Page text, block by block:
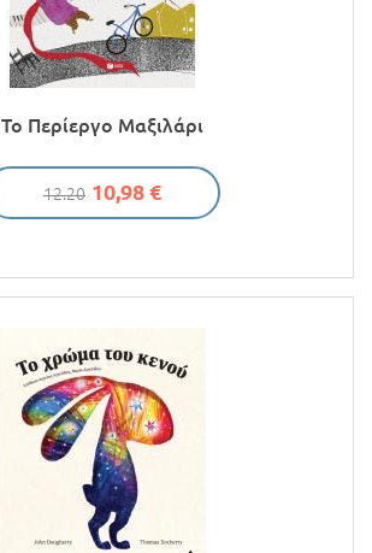
Το Περίεργο Μαξιλάρι
12.20 10,98 €